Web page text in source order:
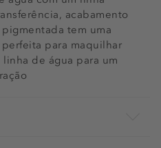
acabamento
tem uma
para maquilhar
de água para um